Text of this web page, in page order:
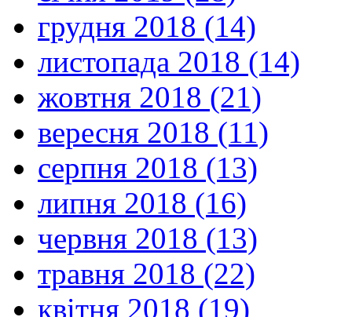
грудня 2018 (14)
листопада 2018 (14)
жовтня 2018 (21)
вересня 2018 (11)
серпня 2018 (13)
липня 2018 (16)
червня 2018 (13)
травня 2018 (22)
квітня 2018 (19)